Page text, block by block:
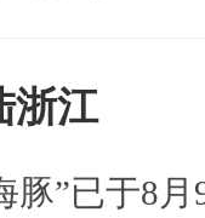
浙江
豚”已于8